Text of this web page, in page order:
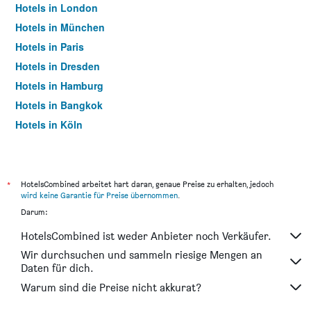
Hotels in London
Hotels in München
Hotels in Paris
Hotels in Dresden
Hotels in Hamburg
Hotels in Bangkok
Hotels in Köln
*
HotelsCombined arbeitet hart daran, genaue Preise zu erhalten, jedoch
wird keine Garantie für Preise übernommen.
Darum:
HotelsCombined ist weder Anbieter noch Verkäufer.
Wir durchsuchen und sammeln riesige Mengen an
Daten für dich.
Warum sind die Preise nicht akkurat?